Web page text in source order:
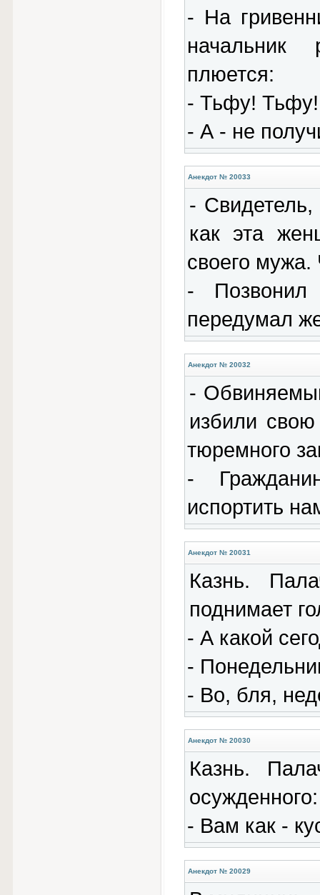
- На
начальник
плюется:
- Тьфу! Тьфу!
- А - не
Анекдот № 20033
-
как эта
своего
- Позвонил
передумал
Анекдот № 20032
-
избили
тюремного
-
испортить
Анекдот № 20031
Казнь.
поднимает
- А какой
-
- Во, бля,
Анекдот № 20030
Казнь.
осужденного:
- Вам как -
Анекдот № 20029